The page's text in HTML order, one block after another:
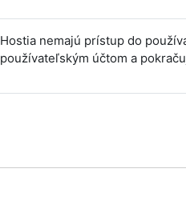
Hostia nemajú prístup do
používateľským účtom a